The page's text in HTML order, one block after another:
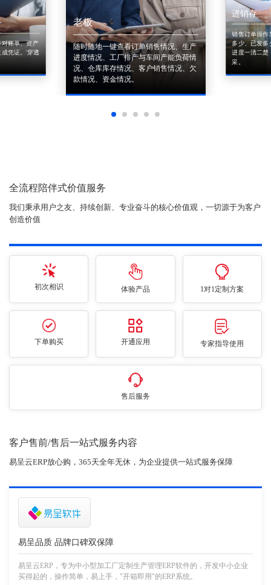
账单、资产
凭证。'穿透
老板
随时随地一键查看订单销售情况、生产
进度情况、工厂排产与车间产能负荷情
况、仓库库存情况、客户销售情况、欠
款情况、资金情况。
进销存
销售订单操作
多少、已发多
进度一清二楚
采。
全流程陪伴式价值服务
我们秉承用户之友、持续创新、专业奋斗的核心价值观，一切源于为客户
创造价值
初次相识 体验产品 1对1定制方案
下单购买 开通应用 专家指导使用
售后服务
客户售前/售后一站式服务内容
易呈云ERP放心购，365天全年无休，为企业提供一站式服务保障
易呈品质 品牌口碑双保障
易呈云ERP，专为中小型加工厂定制生产管理ERP软件的，开发中小企业
买得起的，操作简单，易上手，"开箱即用"的ERP系统。